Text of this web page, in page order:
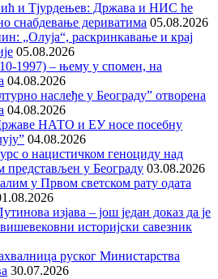
и Тјурдењев: Држава и НИС ће
снабдевање дериватима 05.08.2026
„Олуја“, раскринкавање и крај
05.08.2026
1997) – њему у спомен, на
04.08.2026
наслеђе у Београду” отворена
04.08.2026
НАТО и ЕУ носе посебну
04.08.2026
о нацистичком геноциду над
представљен у Београду 03.08.2026
у Првом светском рату одата
изјава – још један доказ да је
историјски савезник
руског Министарства
30.07.2026